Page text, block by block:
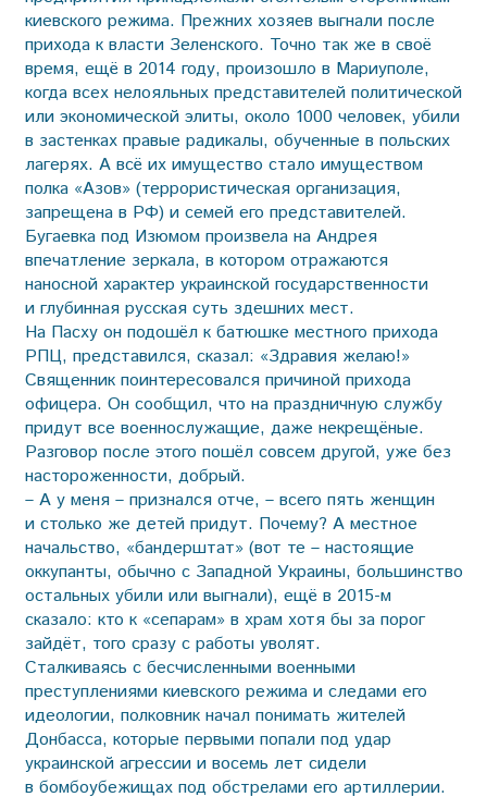
киевского режима. Прежних хозяев выгнали после
прихода к власти Зеленского. Точно так же в своё
время, ещё в 2014 году, произошло в Мариуполе,
когда всех нелояльных представителей политической
или экономической элиты, около 1000 человек, убили
в застенках правые радикалы, обученные в польских
лагерях. А всё их имущество стало имуществом
полка «Азов» (террористическая организация,
запрещена в РФ) и семей его представителей.
Бугаевка под Изюмом произвела на Андрея
впечатление зеркала, в котором отражаются
наносной характер украинской государственности
и глубинная русская суть здешних мест.
На Пасху он подошёл к батюшке местного прихода
РПЦ, представился, сказал: «Здравия желаю!»
Священник поинтересовался причиной прихода
офицера. Он сообщил, что на праздничную службу
придут все военнослужащие, даже некрещёные.
Разговор после этого пошёл совсем другой, уже без
настороженности, добрый.
– А у меня – признался отче, – всего пять женщин
и столько же детей придут. Почему? А местное
начальство, «бандерштат» (вот те – настоящие
оккупанты, обычно с Западной Украины, большинство
остальных убили или выгнали), ещё в 2015-м
сказало: кто к «сепарам» в храм хотя бы за порог
зайдёт, того сразу с работы уволят.
Сталкиваясь с бесчисленными военными
преступлениями киевского режима и следами его
идеологии, полковник начал понимать жителей
Донбасса, которые первыми попали под удар
украинской агрессии и восемь лет сидели
в бомбоубежищах под обстрелами его артиллерии.